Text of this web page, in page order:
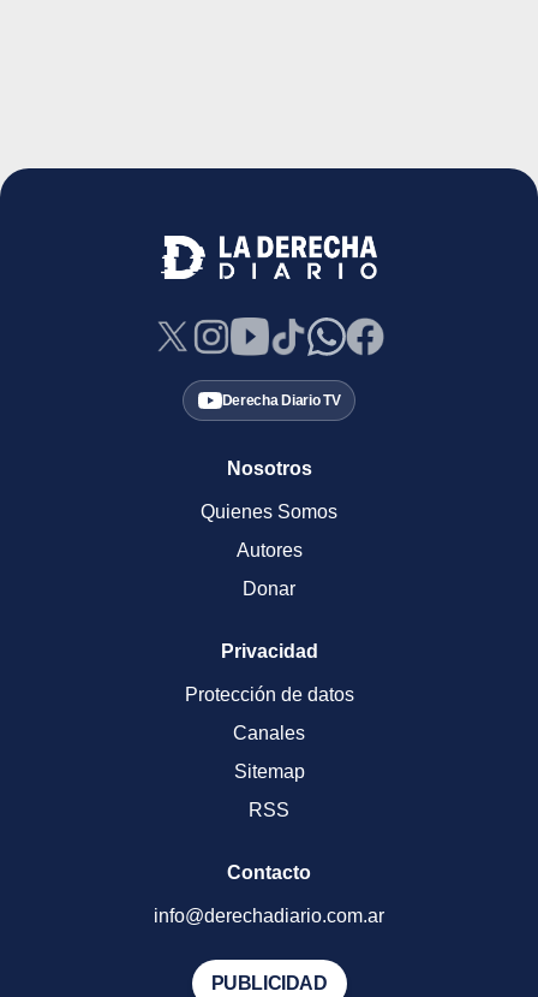
Derecha Diario TV
Nosotros
Quienes Somos
Autores
Donar
Privacidad
Protección de datos
Canales
Sitemap
RSS
Contacto
info@derechadiario.com.ar
PUBLICIDAD